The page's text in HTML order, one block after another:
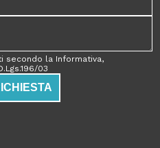
secondo la Informativa,
03